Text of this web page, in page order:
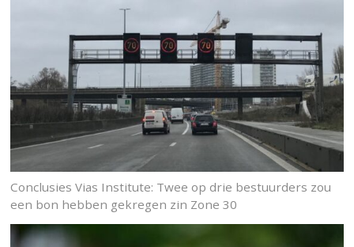
Conclusies Vias Institute: Twee op drie bestuurders zou
een bon hebben gekregen zin Zone 30